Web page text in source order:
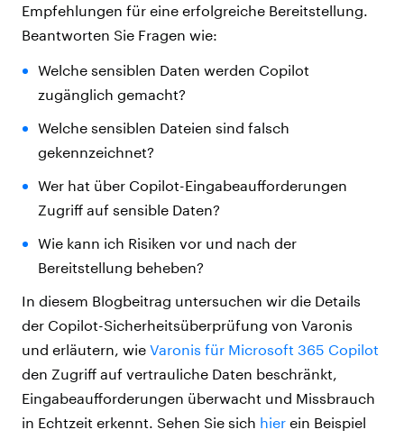
Empfehlungen für eine erfolgreiche Bereitstellung.
Beantworten Sie Fragen wie:
Welche sensiblen Daten werden Copilot
zugänglich gemacht?
Welche sensiblen Dateien sind falsch
gekennzeichnet?
Wer hat über Copilot-Eingabeaufforderungen
Zugriff auf sensible Daten?
Wie kann ich Risiken vor und nach der
Bereitstellung beheben?
In diesem Blogbeitrag untersuchen wir die Details
der Copilot-Sicherheitsüberprüfung von Varonis
und erläutern, wie Varonis für Microsoft 365 Copilot
den Zugriff auf vertrauliche Daten beschränkt,
Eingabeaufforderungen überwacht und Missbrauch
in Echtzeit erkennt. Sehen Sie sich hier ein Beispiel